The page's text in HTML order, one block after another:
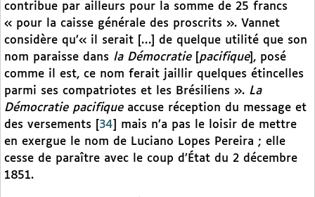
contribue par ailleurs pour la somme de 25 francs
« pour la caisse générale des proscrits ». Vannet
considère qu’« il serait […] de quelque utilité que son
nom paraisse dans la Démocratie[ pacifique], posé
comme il est, ce nom ferait jaillir quelques étincelles
parmi ses compatriotes et les Brésiliens ». La
Démocratie pacifiqueaccuse réception du message et
des versements
34
mais n’a pas le loisir de mettre
en exergue le nom de Luciano Lopes Pereira ; elle
cesse de paraître avec le coup d’État du 2 décembre
1851.